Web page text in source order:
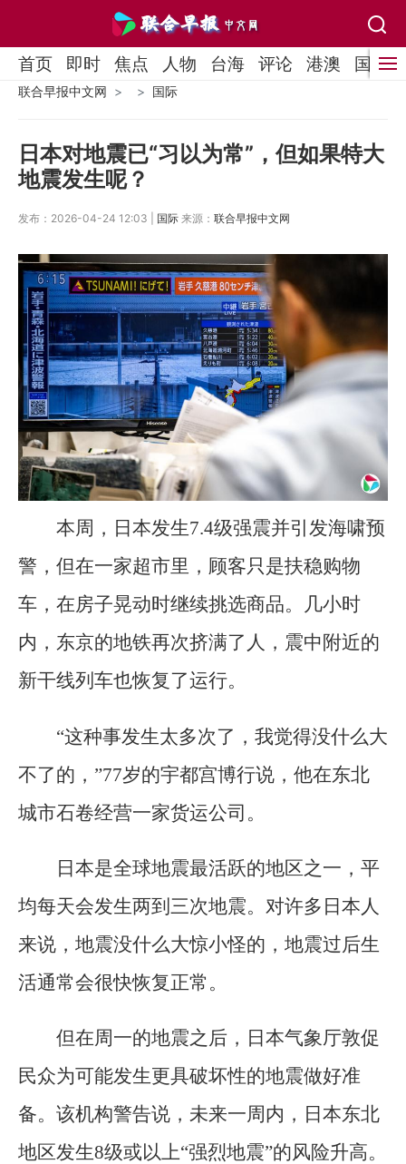
首页 即时 焦点 人物 台海 评论 港澳 国际
联合早报中文网 国际
日本对地震已“习以为常”，但如果特大
地震发生呢？
发布：2026-04-24 12:03 | 国际 来源： 联合早报中文网
本周，日本发生7.4级强震并引发海啸预
警，但在一家超市里，顾客只是扶稳购物
车，在房子晃动时继续挑选商品。几小时
内，东京的地铁再次挤满了人，震中附近的
新干线列车也恢复了运行。
“这种事发生太多次了，我觉得没什么大
不了的，”77岁的宇都宫博行说，他在东北
城市石卷经营一家货运公司。
日本是全球地震最活跃的地区之一，平
均每天会发生两到三次地震。对许多日本人
来说，地震没什么大惊小怪的，地震过后生
活通常会很快恢复正常。
但在周一的地震之后，日本气象厅敦促
民众为可能发生更具破坏性的地震做好准
备。该机构警告说，未来一周内，日本东北
地区发生8级或以上“强烈地震”的风险升高。